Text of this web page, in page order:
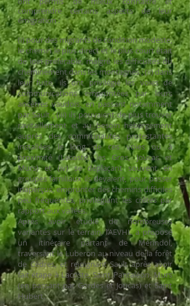
comprendrecertains aspects de leur
émigration :
(i) pour des migrants de condition modeste,
le chemin le plus direct et le plus court était
de loin préférable, malgré les difficultés du
cheminement dans les montagnes ; (ii) dans
leur fuite, ils ont privilégié les voies de
communications empruntées par leurs
ancêtres vaudois, en passant notamment
par Sault ; (iii) ils pouvaient de plus trouver
ravitaillement et au besoin hébergement
auprès des communautés protestantes
installées le long de ces voies ou à
proximité (Lacoste, les Gros, Joucas et
Murs) et (iv) se déplaçant souvent en
groupes familiaux ils devaient, pour passer
inaperçus, emprunter des chemins difficiles
peu fréquentés, privilégiant les crêtes par
rapport aux vallées.
Après avoir étudié de nombreuses
variantes sur le terrain, l’AEVHL a proposé
un itinéraire partant de Mérindol,
traversant le Luberon au niveau de la forêt
de Cèdres, et rejoignant Sault après avoir
fait étape à Lacoste, Saint Pantaléon, Murs
(en passant par Gordes et Joucas) et Saint
Hubert.